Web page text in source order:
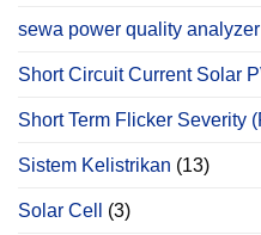
sewa power quality analyzer
Short Circuit Current Solar
Short Term Flicker Severity
Sistem Kelistrikan (13)
Solar Cell (3)